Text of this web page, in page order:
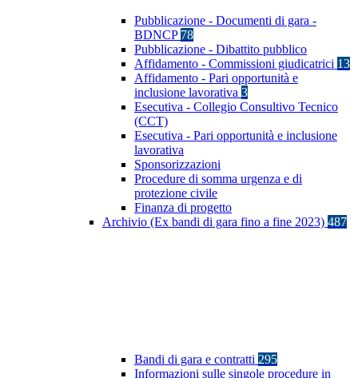
Pubblicazione - Documenti di gara -
BDNCP 78
Pubblicazione - Dibattito pubblico
Affidamento - Commissioni giudicatrici 13
Affidamento - Pari opportunità e
inclusione lavorativa 3
Esecutiva - Collegio Consultivo Tecnico
(CCT)
Esecutiva - Pari opportunità e inclusione
lavorativa
Sponsorizzazioni
Procedure di somma urgenza e di
protezione civile
Finanza di progetto
Archivio (Ex bandi di gara fino a fine 2023) 487
Bandi di gara e contratti 295
Informazioni sulle singole procedure in